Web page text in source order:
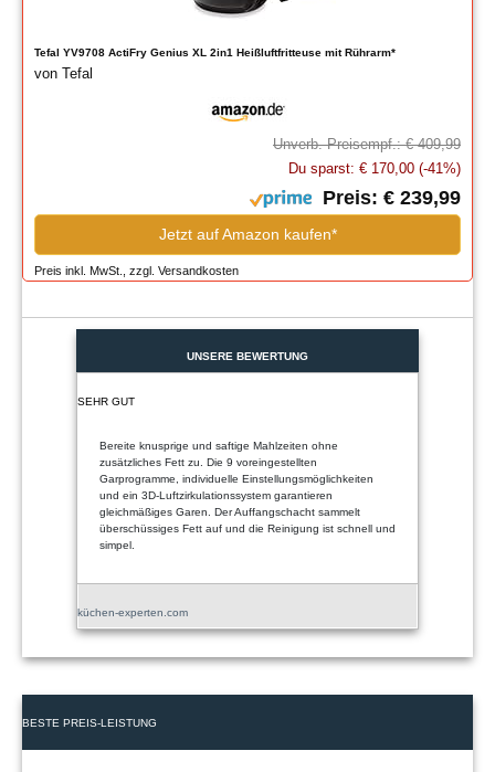
Tefal YV9708 ActiFry Genius XL 2in1 Heißluftfritteuse mit Rührarm*
von Tefal
Unverb. Preisempf.: € 409,99
Du sparst: € 170,00 (-41%)
Preis: € 239,99
Jetzt auf Amazon kaufen*
Preis inkl. MwSt., zzgl. Versandkosten
UNSERE BEWERTUNG
SEHR GUT
Bereite knusprige und saftige Mahlzeiten ohne
zusätzliches Fett zu. Die 9 voreingestellten
Garprogramme, individuelle Einstellungsmöglichkeiten
und ein 3D-Luftzirkulationssystem garantieren
gleichmäßiges Garen. Der Auffangschacht sammelt
überschüssiges Fett auf und die Reinigung ist schnell und
simpel.
küchen-experten.com
BESTE PREIS-LEISTUNG